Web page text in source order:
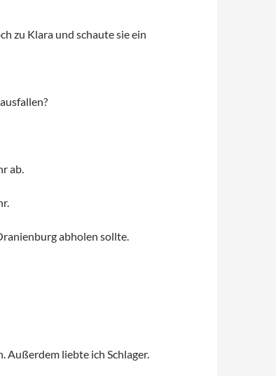
zu Klara und schaute sie ein
ab.
abholen sollte.
Außerdem liebte ich Schlager.